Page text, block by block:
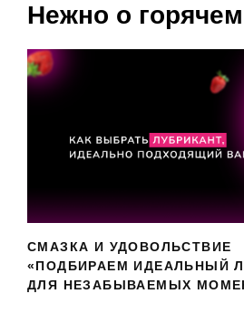
Нежно о горячем
СМАЗКА И УДОВОЛЬСТВИЕ
«ПОДБИРАЕМ ИДЕАЛЬНЫЙ
ДЛЯ НЕЗАБЫВАЕМЫХ